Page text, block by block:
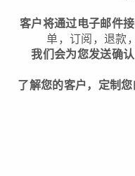
客户将通过电子邮件
单，订阅，退款
我们会为您发送确
了解您的客户，定制